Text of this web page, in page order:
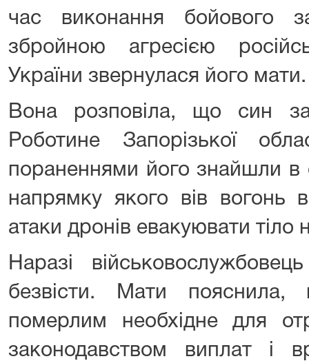
час виконання бойового
збройною агресією
України звернулася його мати.
Вона розповіла, що син
Роботине Запорізької
пораненнями його знайшли в
напрямку якого вів вогонь
атаки дронів евакуювати тіло
Наразі
безвісти. Мати
померлим необхідне для
законодавством виплат і